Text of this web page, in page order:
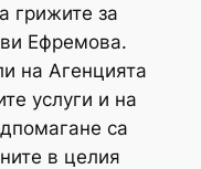
грижите за
Ефремова.
на Агенцията
услуги и на
са
в целия